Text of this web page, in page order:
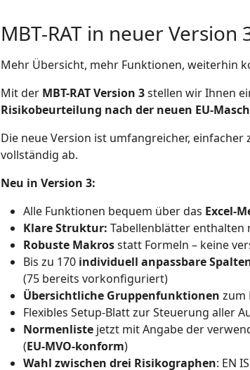
MBT-RAT in neuer Version
Mehr Übersicht, mehr Funktionen, weiterhin
Mit der MBT-RAT Version 3stellen wir Ihnen
Risikobeurteilung nach der neuen EU-
Die neue Version ist umfangreicher,
vollständig ab.
Neu in Version 3:
Alle Funktionen bequem über das Excel-
Klare Struktur: Tabellenblätter enthalten
Robuste Makrosstatt Formeln – keine
Bis zu 170 individuell anpassbare
(75 bereits vorkonfiguriert)
Übersichtliche Gruppenfunktionen zum
Flexibles Setup-Blatt zur Steuerung aller
Normenliste jetzt mit Angabe der
(EU-MVO-konform)
Wahl zwischen drei Risikographen: EN